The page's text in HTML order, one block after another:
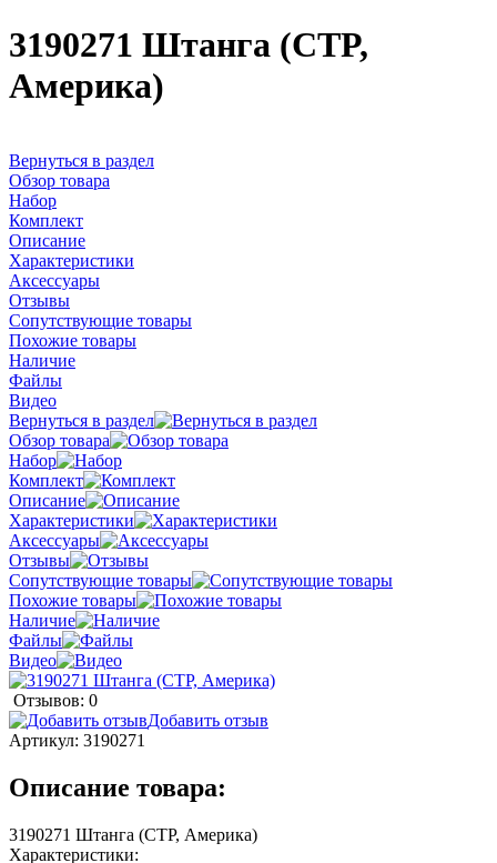
3190271 Штанга (CTP,
Америка)
Вернуться в раздел
Обзор товара
Набор
Комплект
Описание
Характеристики
Аксессуары
Отзывы
Сопутствующие товары
Похожие товары
Наличие
Файлы
Видео
Вернуться в раздел
Обзор товара
Набор
Комплект
Описание
Характеристики
Аксессуары
Отзывы
Сопутствующие товары
Похожие товары
Наличие
Файлы
Видео
Отзывов: 0
Добавить отзыв
Артикул: 3190271
Описание товара:
3190271 Штанга (CTP, Америка)
Характеристики: